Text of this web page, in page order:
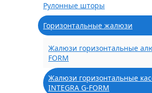
Рулонные шторы
Горизонтальные жалюзи
Жалюзи горизонтальные
FORM
Жалюзи горизонтальные
INTEGRA G-FORM